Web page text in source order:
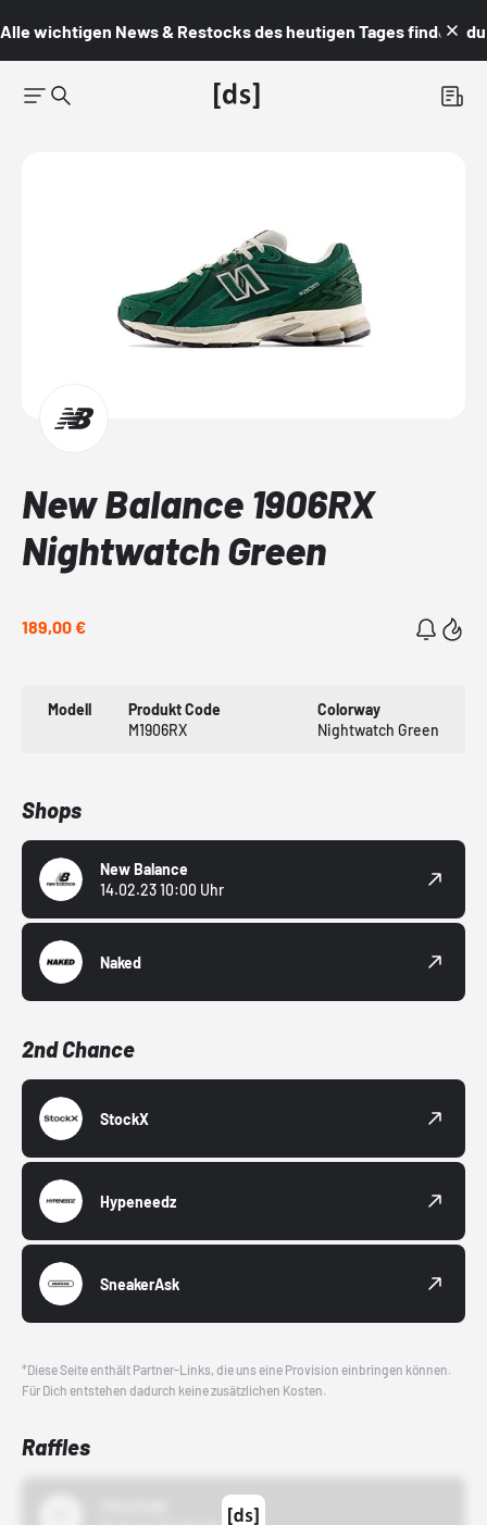
Alle wichtigen News & Restocks des heutigen Tages findest du
New Balance 1906RX
Nightwatch Green
189,00 €
Modell
Produkt Code
M1906RX
Colorway
Nightwatch Green
Shops
New Balance
14.02.23 10:00 Uhr
Naked
2nd Chance
StockX
Hypeneedz
SneakerAsk
*Diese Seite enthält Partner-Links, die uns eine Provision einbringen können.
Für Dich entstehen dadurch keine zusätzlichen Kosten.
Raffles